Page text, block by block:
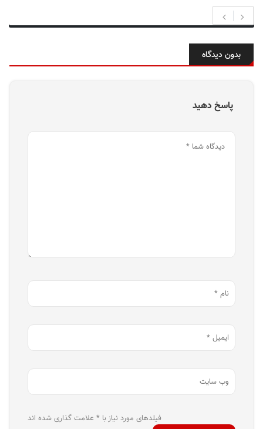
بدون دیدگاه
پاسخ دهید
فیلدهای مورد نیاز با * علامت گذاری شده اند